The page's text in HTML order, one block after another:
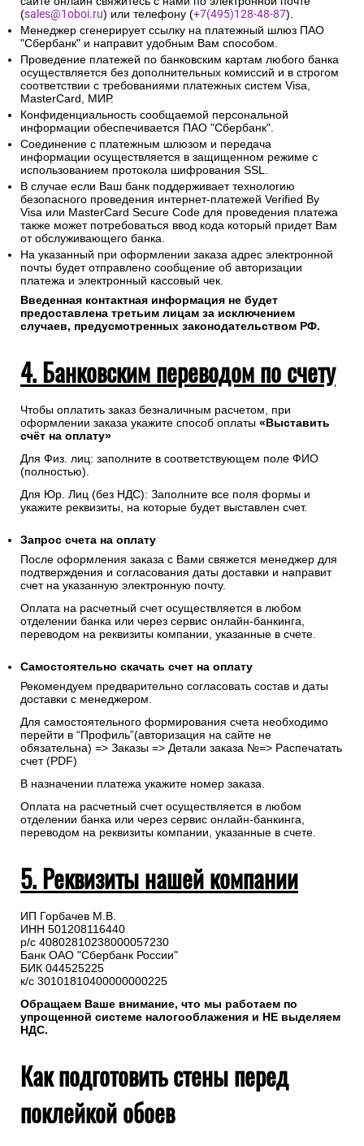
(sales@1oboi.ru) или телефону (+7(495)128-48-87).
Менеджер сгенерирует ссылку на платежный шлюз ПАО
"Сбербанк" и направит удобным Вам способом.
Проведение платежей по банковским картам любого банка
осуществляется без дополнительных комиссий и в строгом
соответствии с требованиями платежных систем Visa,
MasterCard, МИР.
Конфиденциальность сообщаемой персональной
информации обеспечивается ПАО "Сбербанк".
Соединение с платежным шлюзом и передача
информации осуществляется в защищенном режиме с
использованием протокола шифрования SSL.
В случае если Ваш банк поддерживает технологию
безопасного проведения интернет-платежей Verified By
Visa или MasterCard Secure Code для проведения платежа
также может потребоваться ввод кода который придет Вам
от обслуживающего банка.
На указанный при оформлении заказа адрес электронной
почты будет отправлено сообщение об авторизации
платежа и электронный кассовый чек.
Введенная контактная информация не будет
предоставлена третьим лицам за исключением
случаев, предусмотренных законодательством РФ.
4. Банковским переводом по счету
Чтобы оплатить заказ безналичным расчетом, при
оформлении заказа укажите способ оплаты «Выставить
счёт на оплату»
Для Физ. лиц: заполните в соответствующем поле ФИО
(полностью).
Для Юр. Лиц (без НДС): Заполните все поля формы и
укажите реквизиты, на которые будет выставлен счет.
Запрос счета на оплату
После оформления заказа с Вами свяжется менеджер для
подтверждения и согласования даты доставки и направит
счет на указанную электронную почту.
Оплата на расчетный счет осуществляется в любом
отделении банка или через сервис онлайн-банкинга,
переводом на реквизиты компании, указанные в счете.
Самостоятельно скачать счет на оплату
Рекомендуем предварительно согласовать состав и даты
доставки с менеджером.
Для самостоятельного формирования счета необходимо
перейти в “Профиль”(авторизация на сайте не
обязательна) => Заказы => Детали заказа №=> Распечатать
счет (PDF)
В назначении платежа укажите номер заказа.
Оплата на расчетный счет осуществляется в любом
отделении банка или через сервис онлайн-банкинга,
переводом на реквизиты компании, указанные в счете.
5. Реквизиты нашей компании
ИП Горбачев М.В.
ИНН 501208116440
р/с 40802810238000057230
Банк ОАО "Сбербанк России"
БИК 044525225
к/с 30101810400000000225
Обращаем Ваше внимание, что мы работаем по
упрощенной системе налогооблажения и НЕ выделяем
НДС.
Как подготовить стены перед
поклейкой обоев